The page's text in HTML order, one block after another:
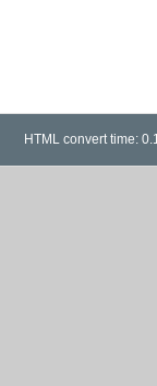
HTML convert time: